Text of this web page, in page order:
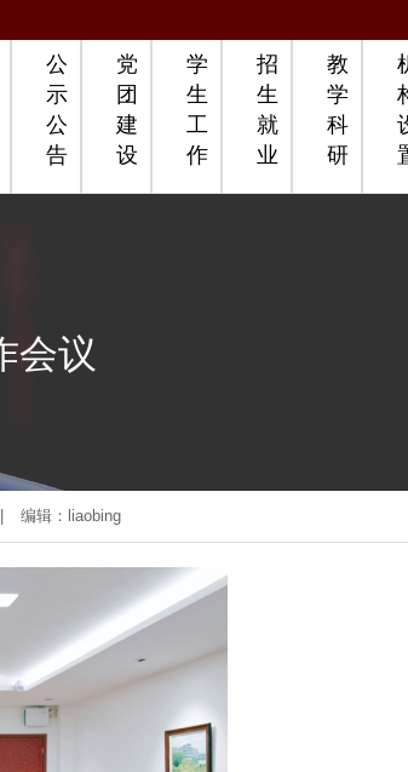
教
学
科
研
招
生
就
业
学
生
工
作
党
团
建
设
公
示
公
告
会议
编辑：liaobing